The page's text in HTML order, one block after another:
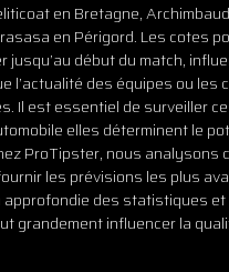
en Bretagne,
en Périgord. Les cotes
jusqu’au début du match,
l’actualité des équipes ou les
Il est essentiel de surveiller
elles déterminent le
ProTipster, nous analysons
les prévisions les plus
des statistiques et
grandement influencer la